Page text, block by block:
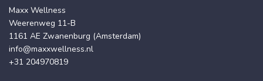
Maxx Wellness
Weerenweg 11-B
1161 AE Zwanenburg (Amsterdam)
info@maxxwellness.nl
+31 204970819